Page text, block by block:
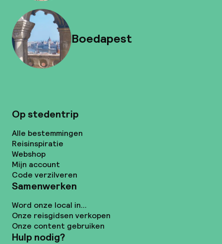
Boedapest
Op stedentrip
Alle bestemmingen
Reisinspiratie
Webshop
Mijn account
Code verzilveren
Samenwerken
Word onze local in...
Onze reisgidsen verkopen
Onze content gebruiken
Hulp nodig?